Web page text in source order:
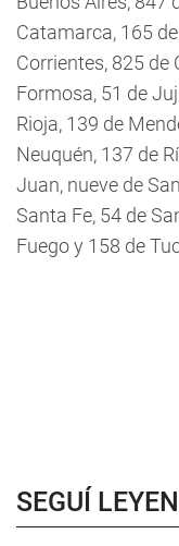
Catamarca, 165
Corrientes, 825 de
Formosa, 51 de
Rioja, 139 de
Neuquén, 137 de
Juan, nueve de
Santa Fe, 54 de
Fuego y 158 de
SEGUÍ